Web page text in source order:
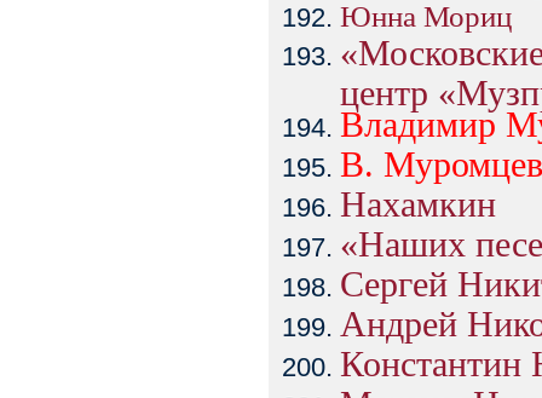
Юнна Мориц
центр
Владимир
В. Муромцев
Нахамкин
«Наших
Сергей
Андрей
Константин